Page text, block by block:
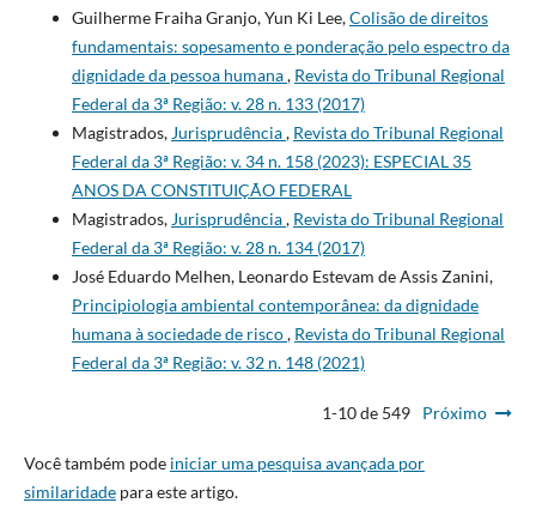
Guilherme Fraiha Granjo, Yun Ki Lee,Colisão de direitos
fundamentais: sopesamento e ponderação pelo espectro da
dignidade da pessoa humana, Revista do Tribunal Regional
Federal da 3ª Região: v. 28 n. 133 (2017)
Magistrados, Jurisprudência, Revista do Tribunal Regional
Federal da 3ª Região: v. 34 n. 158 (2023): ESPECIAL 35
ANOS DA CONSTITUIÇÃO FEDERAL
Magistrados, Jurisprudência, Revista do Tribunal Regional
Federal da 3ª Região: v. 28 n. 134 (2017)
José Eduardo Melhen, Leonardo Estevam de Assis Zanini,
Principiologia ambiental contemporânea: da dignidade
humana à sociedade de risco, Revista do Tribunal Regional
Federal da 3ª Região: v. 32 n. 148 (2021)
1-10 de 549 Próximo
Você também pode iniciar uma pesquisa avançada por
similaridadepara este artigo.